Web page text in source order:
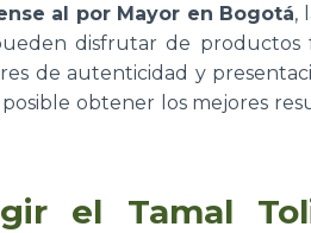
al por Mayor en Bogotá,
disfrutar de productos
de autenticidad y
posible obtener los mejores
el Tamal